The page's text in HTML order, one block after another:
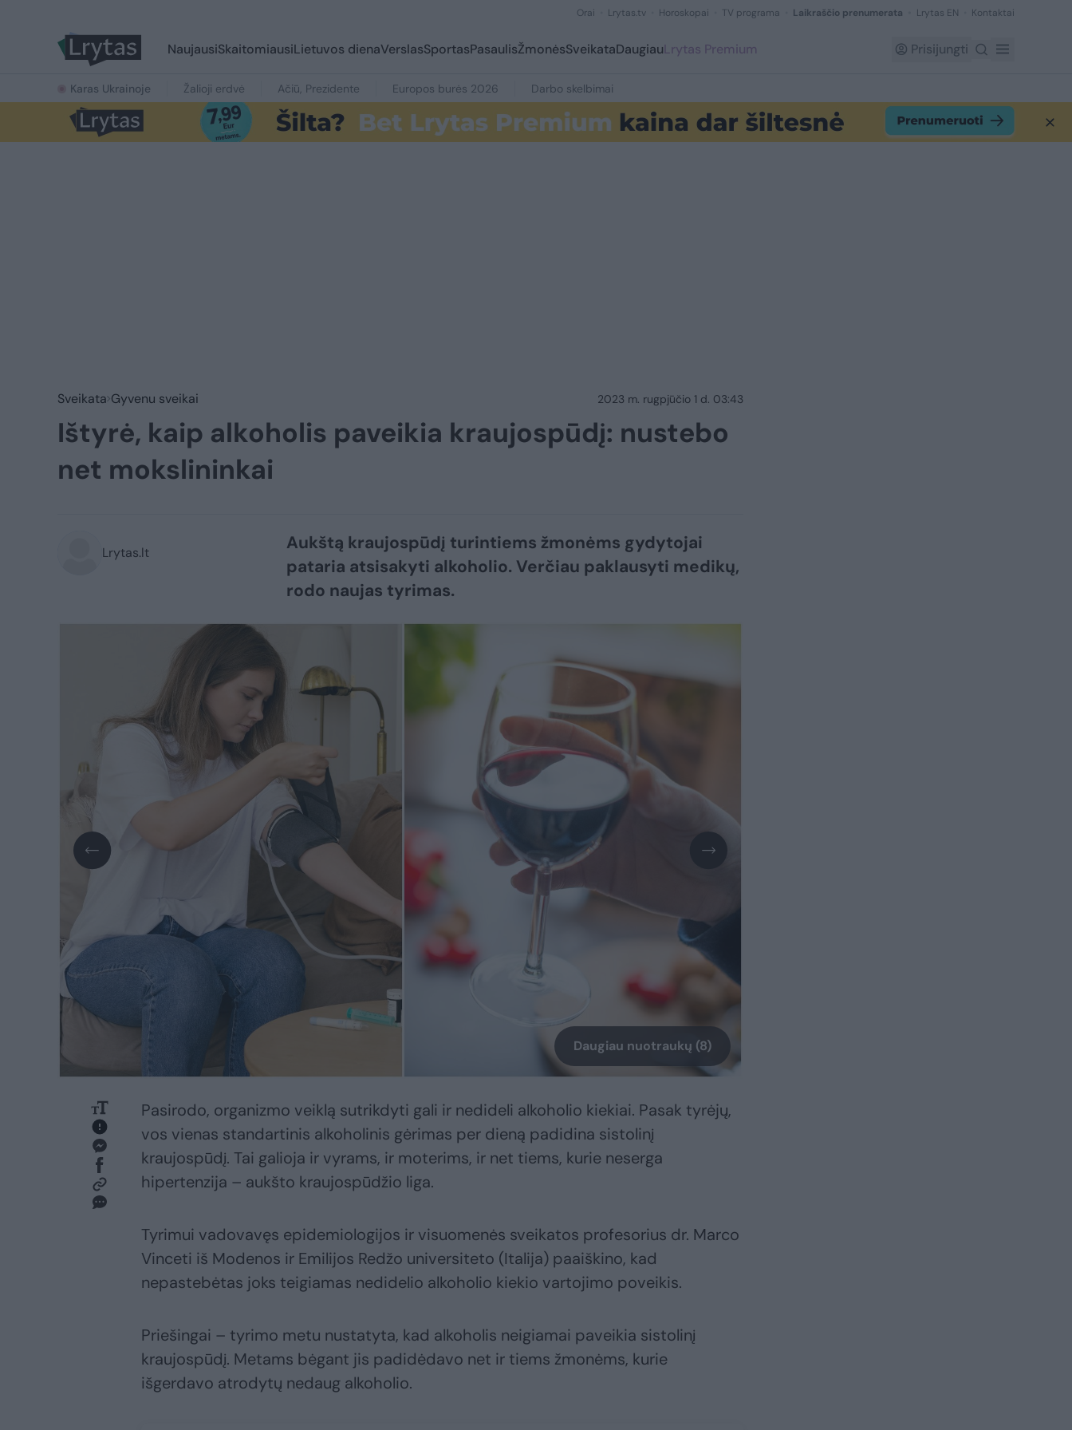
Orai Lrytas.tv Horoskopai TV programa Laikraščio prenumerata Lrytas EN Kontaktai
NaujausiSkaitomiausiLietuvos dienaVerslasSportasPasaulisŽmonėsSveikataDaugiauLrytas Premium Prisijungti
Karas Ukrainoje Žalioji erdvė Ačiū, Prezidente Europos burės 2026 Darbo skelbimai
Sveikata Gyvenu sveikai 2023 m. rugpjūčio 1 d. 03:43
Ištyrė, kaip alkoholis paveikia kraujospūdį: nustebo
net mokslininkai
Lrytas.lt
Aukštą kraujospūdį turintiems žmonėms gydytojai
pataria atsisakyti alkoholio. Verčiau paklausyti medikų,
rodo naujas tyrimas.
Daugiau nuotraukų (8)
Pasirodo, organizmo veiklą sutrikdyti gali ir nedideli alkoholio kiekiai. Pasak tyrėjų,
vos vienas standartinis alkoholinis gėrimas per dieną padidina sistolinį
kraujospūdį. Tai galioja ir vyrams, ir moterims, ir net tiems, kurie neserga
hipertenzija – aukšto kraujospūdžio liga.
Tyrimui vadovavęs epidemiologijos ir visuomenės sveikatos profesorius dr. Marco
Vinceti iš Modenos ir Emilijos Redžo universiteto (Italija) paaiškino, kad
nepastebėtas joks teigiamas nedidelio alkoholio kiekio vartojimo poveikis.
Priešingai – tyrimo metu nustatyta, kad alkoholis neigiamai paveikia sistolinį
kraujospūdį. Metams bėgant jis padidėdavo net ir tiems žmonėms, kurie
išgerdavo atrodytų nedaug alkoholio.